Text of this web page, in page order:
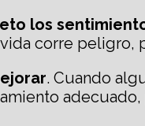
los
corre peligro,
. Cuando